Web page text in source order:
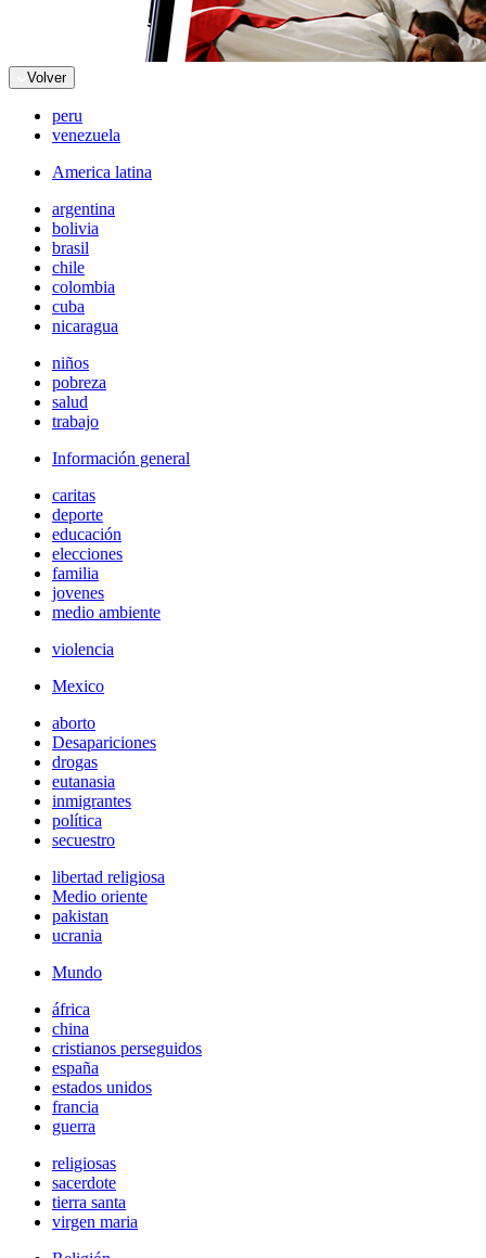
Volver
peru
venezuela
America latina
argentina
bolivia
brasil
chile
colombia
cuba
nicaragua
niños
pobreza
salud
trabajo
Información general
caritas
deporte
educación
elecciones
familia
jovenes
medio ambiente
violencia
Mexico
aborto
Desapariciones
drogas
eutanasia
inmigrantes
política
secuestro
libertad religiosa
Medio oriente
pakistan
ucrania
Mundo
áfrica
china
cristianos perseguidos
españa
estados unidos
francia
guerra
religiosas
sacerdote
tierra santa
virgen maria